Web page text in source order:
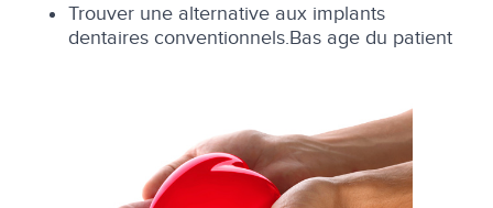
Trouver une alternative aux implants
dentaires conventionnels.Bas age du patient